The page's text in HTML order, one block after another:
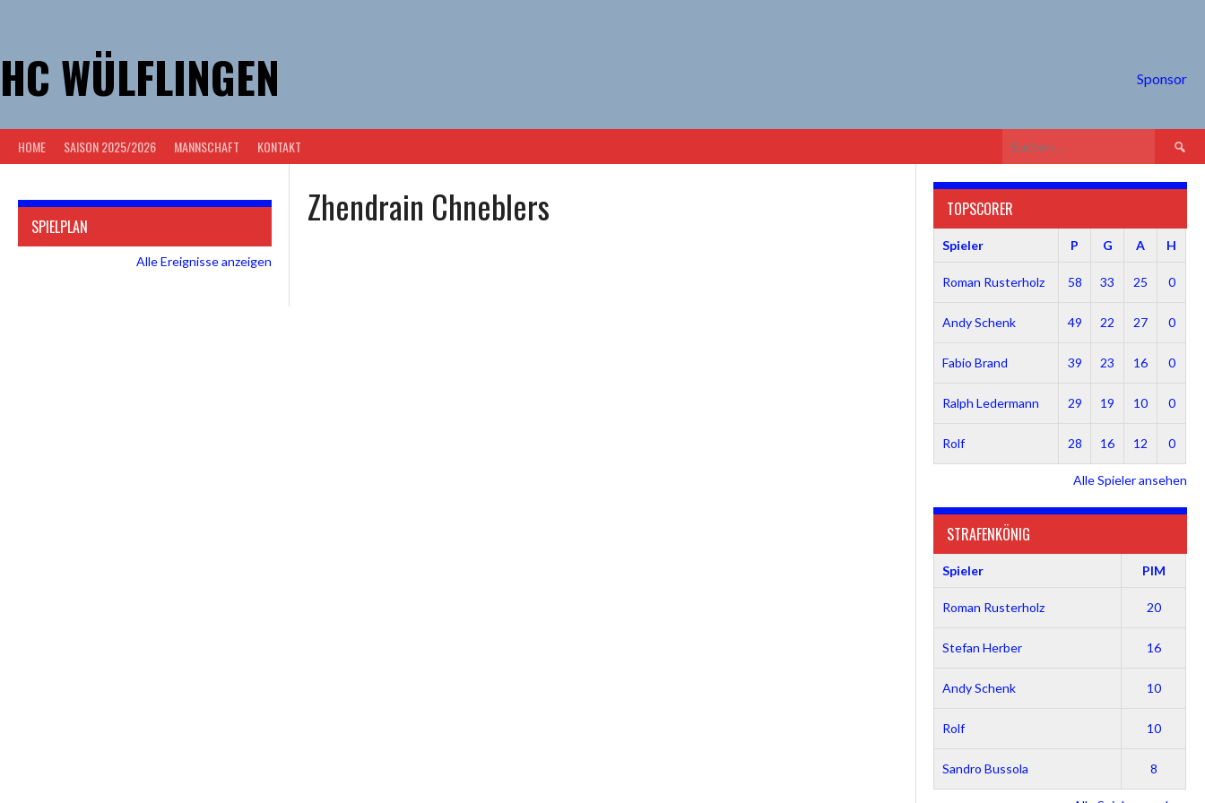
Sponsor
HC WÜLFLINGEN
HOME SAISON 2025/2026 MANNSCHAFT KONTAKT
Suche
nach:
Zhendrain Chneblers
SPIELPLAN
Alle Ereignisse anzeigen
TOPSCORER
Spieler P G A H
Roman Rusterholz 58 33 25 0
Andy Schenk 49 22 27 0
Fabio Brand 39 23 16 0
Ralph Ledermann 29 19 10 0
Rolf 28 16 12 0
Alle Spieler ansehen
STRAFENKÖNIG
Spieler PIM
Roman Rusterholz 20
Stefan Herber 16
Andy Schenk 10
Rolf 10
Sandro Bussola 8